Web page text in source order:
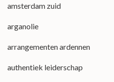
amsterdam zuid
arganolie
arrangementen ardennen
authentiek leiderschap